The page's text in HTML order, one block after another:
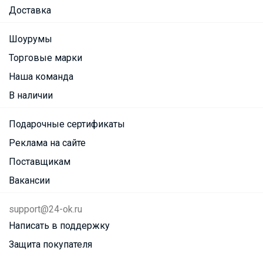
Доставка
Шоурумы
Торговые марки
Наша команда
В наличии
Подарочные сертификаты
Реклама на сайте
Поставщикам
Вакансии
support@24-ok.ru
Написать в поддержку
Защита покупателя